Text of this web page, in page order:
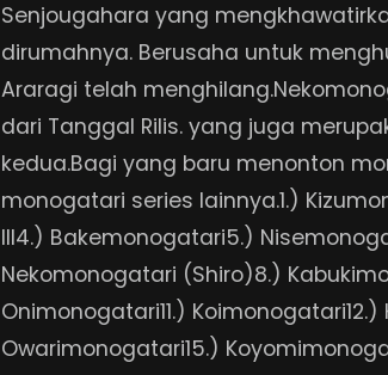
Senjougahara yang
dirumahnya. Berusaha untuk
Araragi telah
dari Tanggal Rilis. yang juga
kedua.Bagi yang baru menonton
monogatari series lainnya.1.)
III4.) Bakemonogatari5.)
Nekomonogatari (Shiro)8.)
Onimonogatari11.)
Owarimonogatari15.)